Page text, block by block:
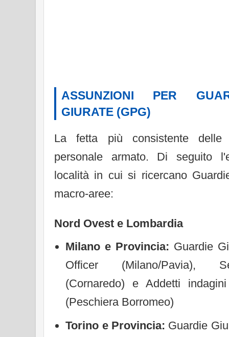
ASSUNZIONI PER
GIURATE (GPG)
La fetta più consistente delle
personale armato. Di seguito
località in cui si ricercano
macro-aree:
Nord Ovest e Lombardia
Milano e Provincia: Guardie
Officer (Milano/Pavia),
(Cornaredo) e Addetti
(Peschiera Borromeo)
Torino e Provincia: Guardie